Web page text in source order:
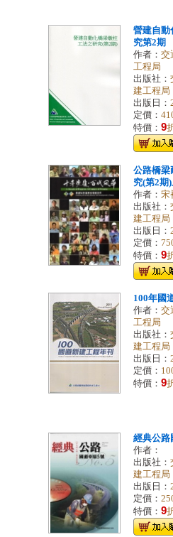
營建自動
究第2期
作者： 交
工程局
出版社：
建工程局
出版日：
定價：
特價： 9
公路橋梁
究(第2期
作者： 宋
出版社：
建工程局
出版日：
定價：
特價： 9
100年國
作者： 交
工程局
出版社：
建工程局
出版日：
定價：
特價： 9
經典公路
作者：
出版社：
建工程局
出版日：
定價：
特價： 9